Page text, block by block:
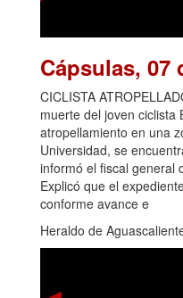
Cápsulas, 07
CICLISTA
muerte del joven ciclista
atropellamiento en una
Universidad, se
informó el fiscal general
Explicó que el
conforme avance e
Heraldo de